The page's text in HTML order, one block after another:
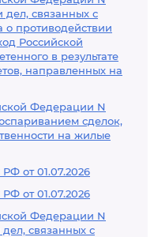
дел, связанных с
о противодействии
Российской
в результате
направленных на
Федерации N
сделок,
на жилые
от 01.07.2026
от 01.07.2026
Федерации N
связанных с